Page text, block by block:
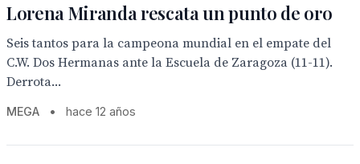
Lorena Miranda rescata un punto de oro
Seis tantos para la campeona mundial en el empate del
C.W. Dos Hermanas ante la Escuela de Zaragoza (11-11).
Derrota...
MEGA • hace 12 años